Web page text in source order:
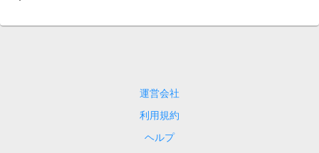
運営会社
利用規約
ヘルプ